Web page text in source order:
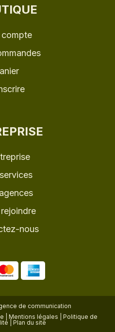
nous
de communication
Mentions légales
Politique de
Plan du site